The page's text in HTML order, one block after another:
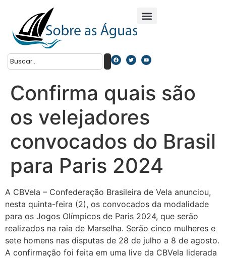
Confirma quais são
os velejadores
convocados do Brasil
para Paris 2024
A CBVela – Confederação Brasileira de Vela anunciou,
nesta quinta-feira (2), os convocados da modalidade
para os Jogos Olímpicos de Paris 2024, que serão
realizados na raia de Marselha. Serão cinco mulheres e
sete homens nas disputas de 28 de julho a 8 de agosto.
A confirmação foi feita em uma live da CBVela liderada